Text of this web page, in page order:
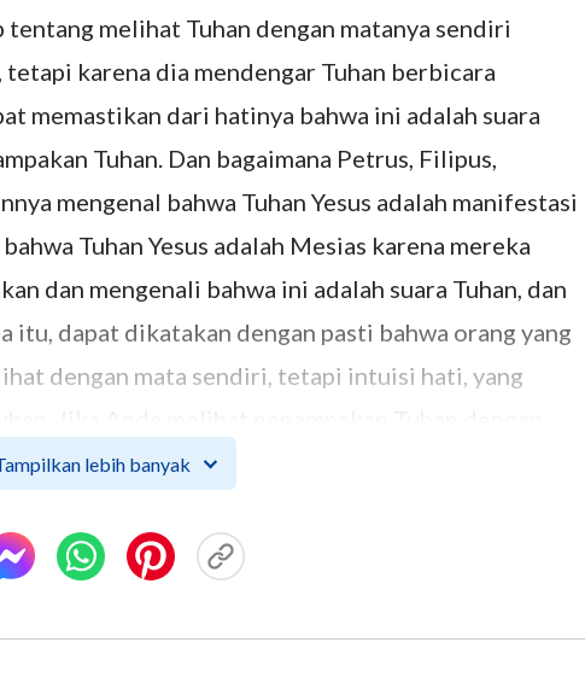
melihat Tuhan dengan matanya sendiri
karena dia mendengar Tuhan berbicara
memastikan dari hatinya bahwa ini adalah suara
Tuhan. Dan bagaimana Petrus, Filipus,
mengenal bahwa Tuhan Yesus adalah manifestasi
Tuhan Yesus adalah Mesias karena mereka
dan mengenali bahwa ini adalah suara Tuhan, dan
itu, dapat dikatakan dengan pasti bahwa orang yang
dengan mata sendiri, tetapi intuisi hati, yang
maka Anda juga belum melihat
tetapi mereka tidak mengakui bahwa Tuhan Yesus
untuk memakukan Tuhan Yesus di kayu salib, mereka
lebih banyak